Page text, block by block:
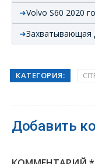
Volvo S60 2020
Захватывающая
КАТЕГОРИЯ:
Добавить